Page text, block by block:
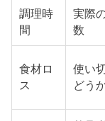
調理時
間
実際
数
食材ロ
ス
使い
どう